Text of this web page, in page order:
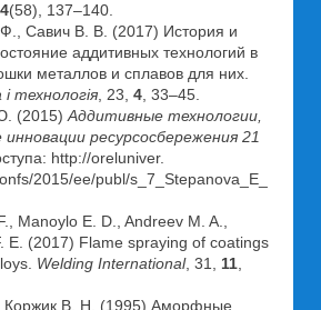
4(58), 137–140.
Савич В. В. (2017) История и
аддитивных технологий в
металлов и сплавов для них.
i технологiя , 23, 4 , 33–45.
(2015) Аддитивные технологии,
ресурсосбережения 21
http://oreluniver.
2015/ee/publ/s_7_Stepanova_E_
Manoylo E. D., Andreev M. A.,
E. (2017) Flame spraying of coatings
Welding International, 31, 11
В. Н. (1995) Аморфные